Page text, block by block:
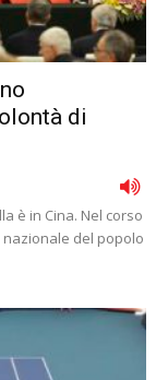
di
è in Cina. Nel corso
nazionale del popolo